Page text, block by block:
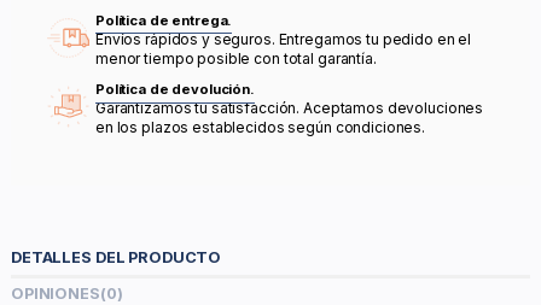
Política de entrega.
Envíos rápidos y seguros. Entregamos tu pedido en el
menor tiempo posible con total garantía.
Política de devolución.
Garantizamos tu satisfacción. Aceptamos devoluciones
en los plazos establecidos según condiciones.
DETALLES DEL PRODUCTO
OPINIONES(0)